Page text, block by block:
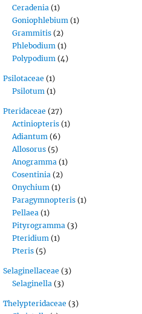
Ceradenia (1)
Goniophlebium (1)
Grammitis (2)
Phlebodium (1)
Polypodium (4)
Psilotaceae (1)
Psilotum (1)
Pteridaceae (27)
Actiniopteris (1)
Adiantum (6)
Allosorus (5)
Anogramma (1)
Cosentinia (2)
Onychium (1)
Paragymnopteris (1)
Pellaea (1)
Pityrogramma (3)
Pteridium (1)
Pteris (5)
Selaginellaceae (3)
Selaginella (3)
Thelypteridaceae (3)